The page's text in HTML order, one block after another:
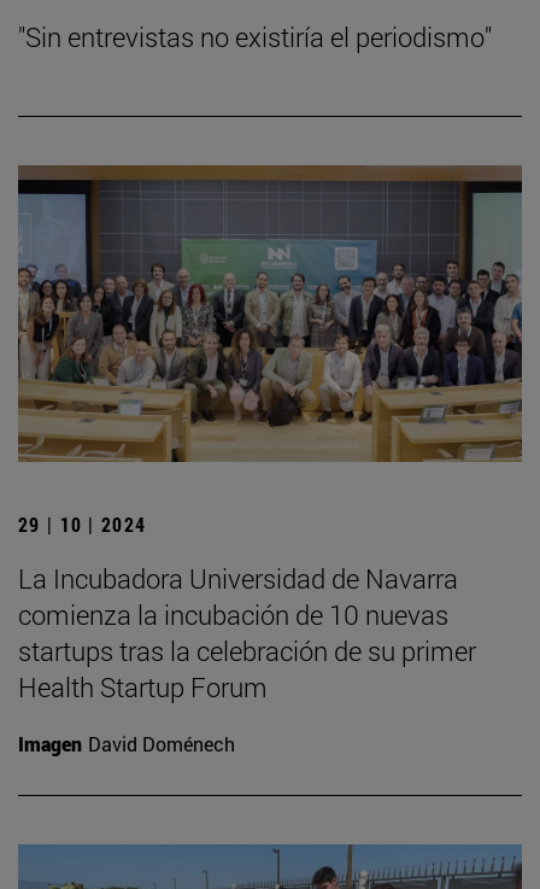
"Sin entrevistas no existiría el periodismo"
29 | 10 | 2024
La Incubadora Universidad de Navarra
comienza la incubación de 10 nuevas
startups tras la celebración de su primer
Health Startup Forum
Imagen David Doménech